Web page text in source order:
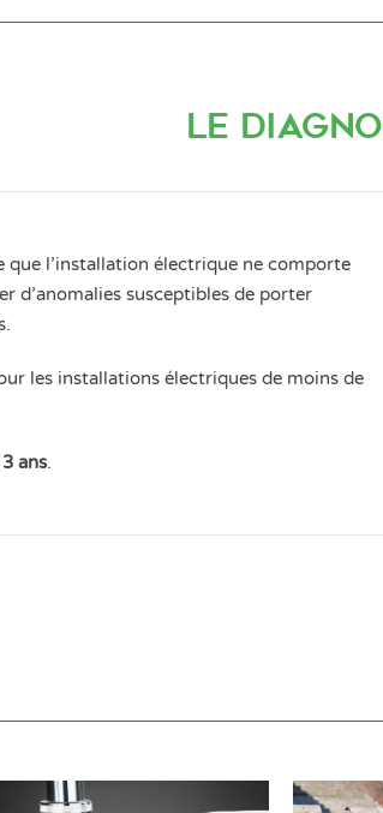
Le
que l’installation électrique ne comporte
d’anomalies susceptibles de porter
les installations électriques de moins de
3 ans.